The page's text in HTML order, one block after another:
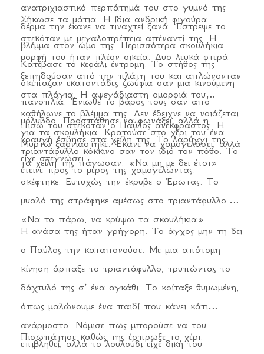
στερήσεις το φως, η ψυχή μου θα το κάνει
δυνατότερο. Αν προσπαθήσεις να με καταλάβεις,
στο τέλος θα διαλυθείς. Η επιλογή είναι δική σου»
.
Γύρισα την πλάτη και συνέχισα το δρόμο μου με
έναν εμφανή αέρα σιγουριάς στο βάδισμά μου.Η
Σκιά έμεινε πίσω. Καθώς απομακρυνόμουν, η
φιγούρα άρχισε να χάνει το σχήμα της, ώσπου
έγινε ένα με το σκοτάδι τριγύρω της. Βλέπεις, εμείς
οι Φωταυγείς δεν έχουμε σκιά. Το Φως είναι η
αύρα και ο δρόμος μας.
ανατριχιαστικό περπάτημά του στο γυμνό της
δέρμα την έκανε να τιναχτεί ξανά. Έστρεψε το
βλέμμα στον ώμο της. Περισσότερα σκουλήκια.
Κατέβασε το κεφάλι έντρομη. Το στήθος της
σκέπαζαν εκατοντάδες ζωύφια σαν μια κινούμενη
πανοπλία. Ένιωθε το βάρος τους σαν από
μόλυβδο. Προσπάθησε να φωνάξει, αλλά η
κραυγή έσβησε στα χείλη της. Το λαρύγγι της
είχε στεγνώσει.
Σήκωσε τα μάτια. Η ίδια ανδρική φιγούρα
στεκόταν με μεγαλοπρέπεια απέναντί της. Η
μορφή του ήταν πλέον οικεία. Δυο λευκά φτερά
ξεπηδούσαν από την πλάτη του και απλώνονταν
στα πλάγια. Η αψεγάδιαστη ομορφιά του
καθήλωνε το βλέμμα της. Δεν έδειχνε να νοιάζεται
για τα σκουλήκια. Κρατούσε στο χέρι του ένα
τριαντάφυλλο κόκκινο σαν τον ίδιο τον πόθο. Το
έτεινε προς το μέρος της χαμογελώντας.
Πίσω του στεκόταν ο Παύλος ανέκφραστος. Η
Μυρτώ ξαφνιάστηκε. Έκανε να χαμογελάσει, αλλά
τα χείλη της πάγωσαν. «Να μη με δει έτσι»
σκέφτηκε. Ευτυχώς την έκρυβε ο Έρωτας. Το
μυαλό της στράφηκε αμέσως στο τριαντάφυλλο.
«Να το πάρω, να κρύψω τα σκουλήκια».
Η ανάσα της ήταν γρήγορη. Το άγχος μην τη δει
ο Παύλος την καταπονούσε. Με μια απότομη
κίνηση άρπαξε το τριαντάφυλλο, τρυπώντας το
δάχτυλό της σ’ ένα αγκάθι. Το κοίταξε θυμωμένη,
όπως μαλώνουμε ένα παιδί που κάνει κάτι
ανάρμοστο. Νόμισε πως μπορούσε να του
επιβληθεί, αλλά το λουλούδι είχε δική του
Πισωπάτησε καθώς της έσπρωξε το χέρι.